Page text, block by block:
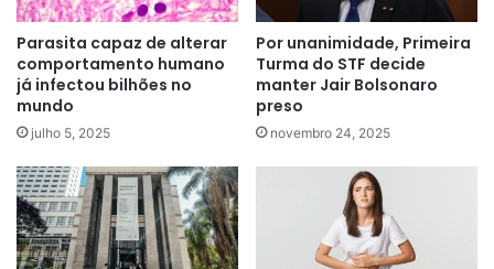
Parasita capaz de alterar
comportamento humano
já infectou bilhões no
mundo
julho 5, 2025
Por unanimidade, Primeira
Turma do STF decide
manter Jair Bolsonaro
preso
novembro 24, 2025